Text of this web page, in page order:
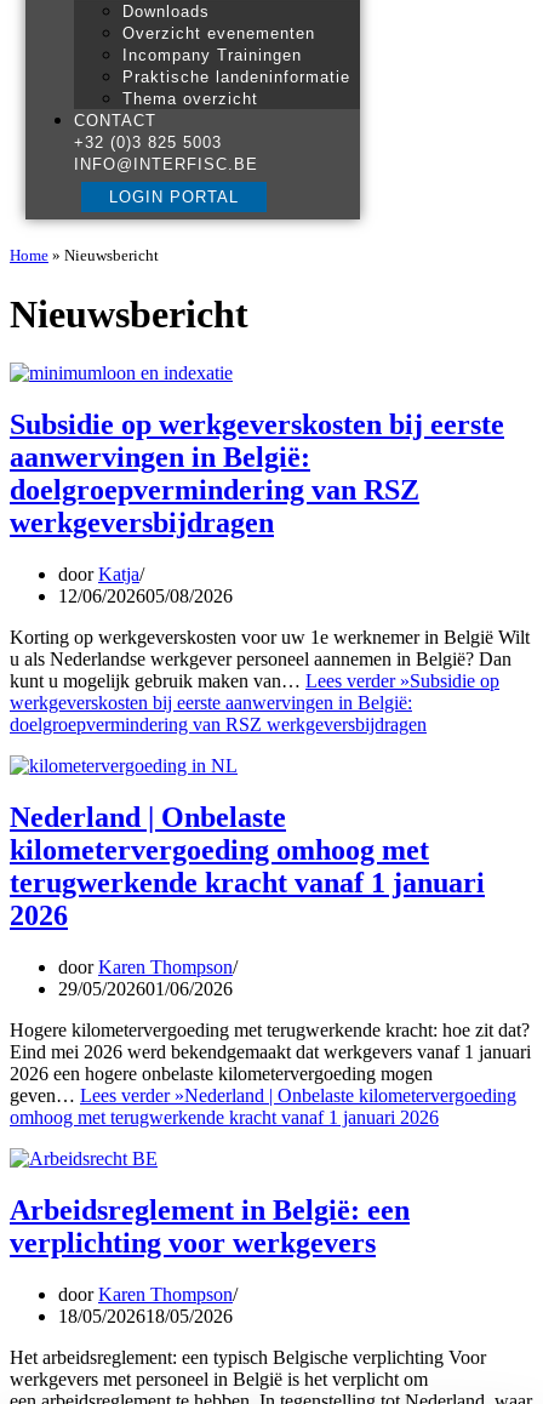
Downloads
Overzicht evenementen
Incompany Trainingen
Praktische landeninformatie
Thema overzicht
CONTACT
+32 (0)3 825 5003
INFO@INTERFISC.BE
LOGIN PORTAL
Home » Nieuwsbericht
Nieuwsbericht
Subsidie op werkgeverskosten bij eerste
aanwervingen in België:
doelgroepvermindering van RSZ
werkgeversbijdragen
doorKatja
12/06/202605/08/2026
Korting op werkgeverskosten voor uw 1e werknemer in België Wilt
u als Nederlandse werkgever personeel aannemen in België? Dan
kunt u mogelijk gebruik maken van… Lees verder »Subsidie op
werkgeverskosten bij eerste aanwervingen in België:
doelgroepvermindering van RSZ werkgeversbijdragen
Nederland | Onbelaste
kilometervergoeding omhoog met
terugwerkende kracht vanaf 1 januari
2026
doorKaren Thompson
29/05/202601/06/2026
Hogere kilometervergoeding met terugwerkende kracht: hoe zit dat?
Eind mei 2026 werd bekendgemaakt dat werkgevers vanaf 1 januari
2026 een hogere onbelaste kilometervergoeding mogen
geven… Lees verder »Nederland | Onbelaste kilometervergoeding
omhoog met terugwerkende kracht vanaf 1 januari 2026
Arbeidsreglement in België: een
verplichting voor werkgevers
doorKaren Thompson
18/05/202618/05/2026
Het arbeidsreglement: een typisch Belgische verplichting Voor
werkgevers met personeel in België is het verplicht om